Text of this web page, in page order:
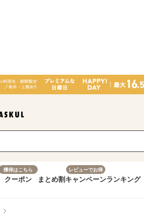
獲得はこちら
クーポン まとめ割
レビューでお得
キャンペーンランキング